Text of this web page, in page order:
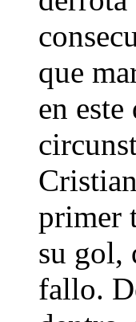
que
en
primer
su gol,
fallo.